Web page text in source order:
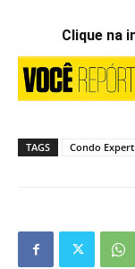
Clique na
TAGS Condo